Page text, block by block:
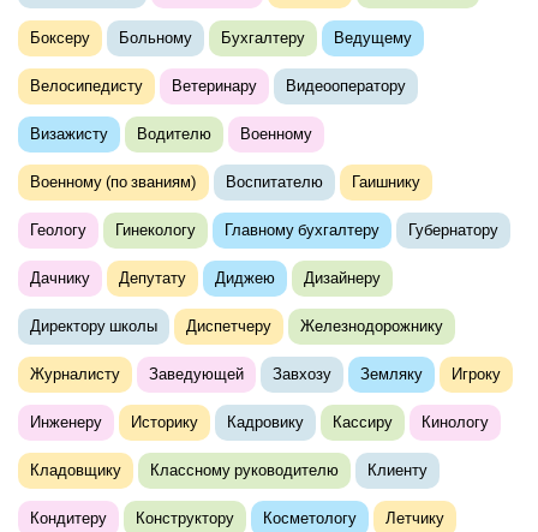
Боксеру Больному Бухгалтеру Ведущему
Велосипедисту Ветеринару Видеооператору
Визажисту Водителю Военному
Военному (по званиям) Воспитателю Гаишнику
Геологу Гинекологу Главному бухгалтеру Губернатору
Дачнику Депутату Диджею Дизайнеру
Директору школы Диспетчеру Железнодорожнику
Журналисту Заведующей Завхозу Земляку Игроку
Инженеру Историку Кадровику Кассиру Кинологу
Кладовщику Классному руководителю Клиенту
Кондитеру Конструктору Косметологу Летчику